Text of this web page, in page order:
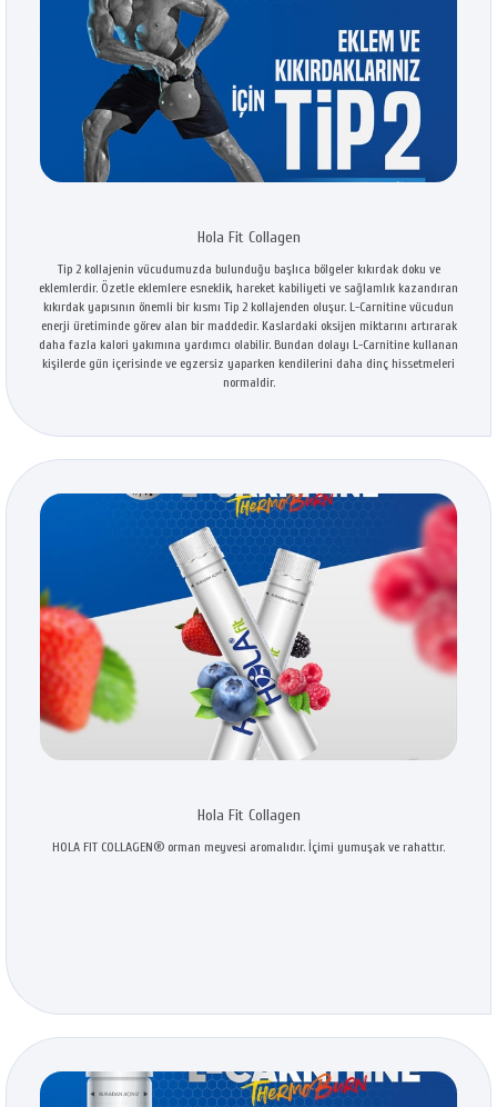
Hola Fit Collagen
Tip 2 kollajenin vücudumuzda bulunduğu başlıca bölgeler kıkırdak doku ve
eklemlerdir. Özetle eklemlere esneklik, hareket kabiliyeti ve sağlamlık kazandıran
kıkırdak yapısının önemli bir kısmı Tip 2 kollajenden oluşur. L-Carnitine vücudun
enerji üretiminde görev alan bir maddedir. Kaslardaki oksijen miktarını artırarak
daha fazla kalori yakımına yardımcı olabilir. Bundan dolayı L-Carnitine kullanan
kişilerde gün içerisinde ve egzersiz yaparken kendilerini daha dinç hissetmeleri
normaldir.
Hola Fit Collagen
HOLA FIT COLLAGEN®️ orman meyvesi aromalıdır. İçimi yumuşak ve rahattır.